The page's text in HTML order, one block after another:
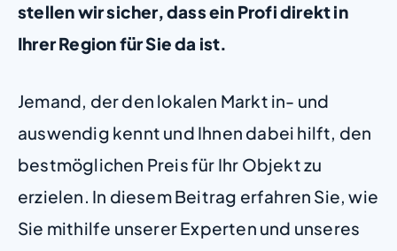
stellen wir sicher, dass ein Profi direkt in
Ihrer Region für Sie da ist.
Jemand, der den lokalen Markt in- und
auswendig kennt und Ihnen dabei hilft, den
bestmöglichen Preis für Ihr Objekt zu
erzielen. In diesem Beitrag erfahren Sie, wie
Sie mithilfe unserer Experten und unseres